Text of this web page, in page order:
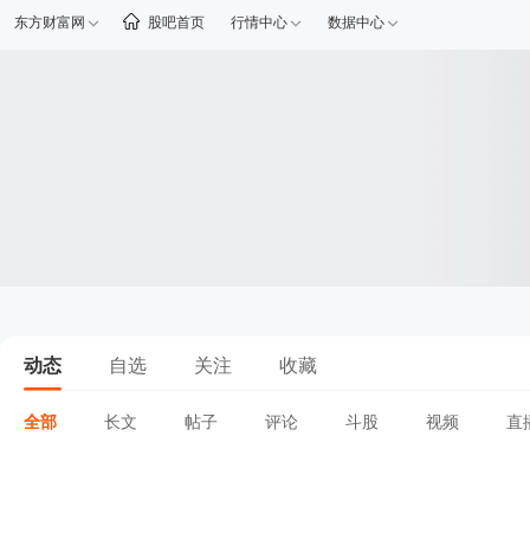
东方财富网 股吧首页 行情中心 数据中心
动态 自选 关注 收藏
全部 长文 帖子 评论 斗股 视频 直